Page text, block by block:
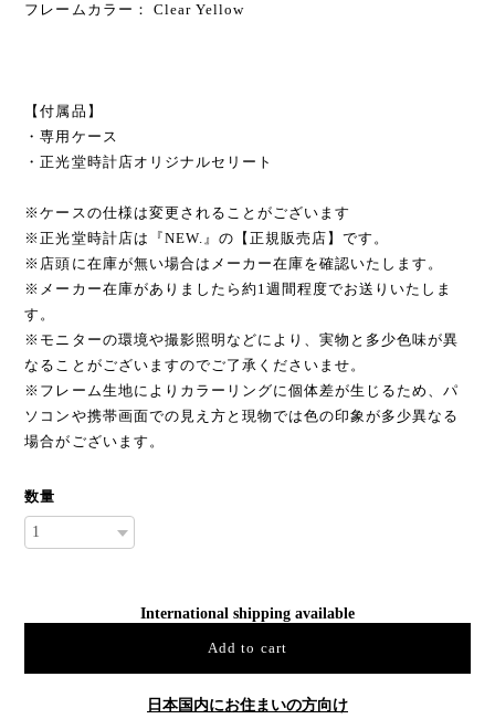
フレームカラー： Clear Yellow
【付属品】
・専用ケース
・正光堂時計店オリジナルセリート
※ケースの仕様は変更されることがございます
※正光堂時計店は『NEW.』の【正規販売店】です。
※店頭に在庫が無い場合はメーカー在庫を確認いたします。
※メーカー在庫がありましたら約1週間程度でお送りいたしま
す。
※モニターの環境や撮影照明などにより、実物と多少色味が異
なることがございますのでご了承くださいませ。
※フレーム生地によりカラーリングに個体差が生じるため、パ
ソコンや携帯画面での見え方と現物では色の印象が多少異なる
場合がございます。
数量
International shipping available
Add to cart
日本国内にお住まいの方向け